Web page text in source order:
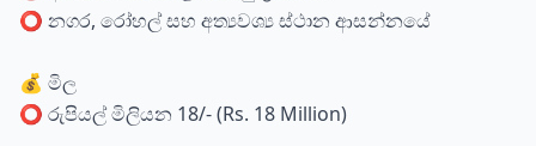
⭕ නගර, රෝහල් සහ අත්‍යවශ්‍ය ස්ථාන ආසන්නයේ
💰 මිල
⭕ රුපියල් මිලියන 18/- (Rs. 18 Million)